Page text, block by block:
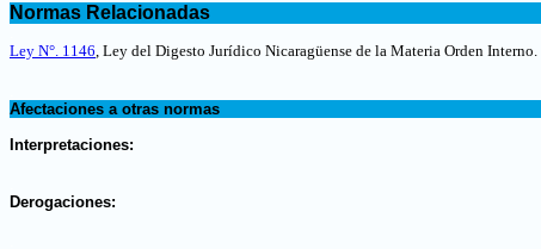
Normas Relacionadas
Ley N°. 1146, Ley del Digesto Jurídico Nicaragüense de la Materia Orden Interno.
Afectaciones a otras normas
Interpretaciones:
Derogaciones: